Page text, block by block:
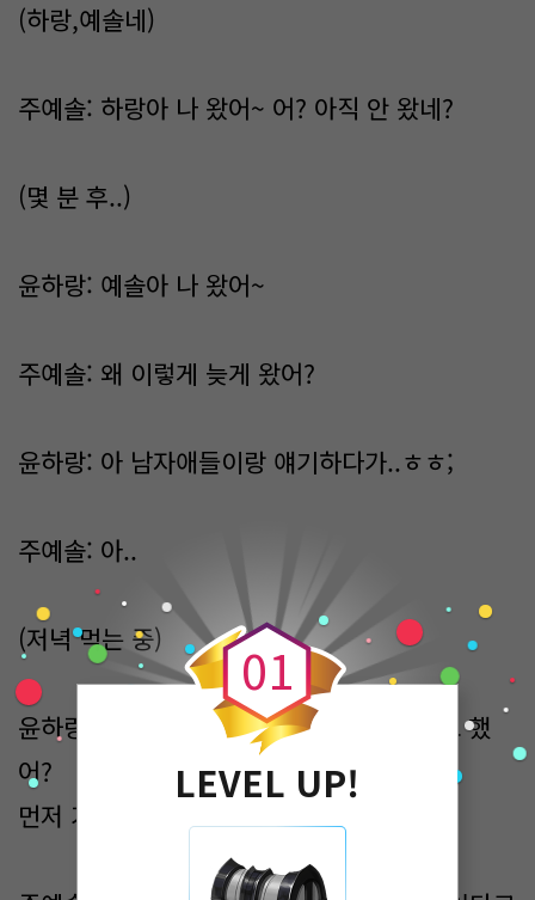
(하랑,예솔네)
주예솔: 하랑아 나 왔어~ 어? 아직 안 왔네?
(몇 분 후..)
윤하랑: 예솔아 나 왔어~
주예솔: 왜 이렇게 늦게 왔어?
윤하랑: 아 남자애들이랑 얘기하다가..ㅎㅎ;
주예솔: 아..
(저녁 먹는 중)
윤하랑: 근데 너 왜 아까 나보고 먼저 가라고 했
어?
먼저 가라고 했는데 내가 더 늦게 왔네ㅋㅋ
0
0
1
LEVEL UP!